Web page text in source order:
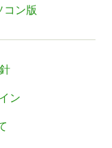
コン版
ン